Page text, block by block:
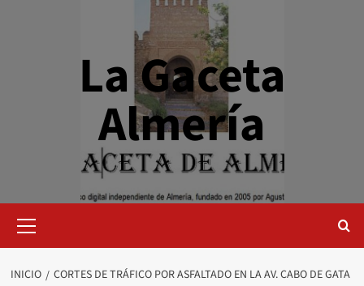
La Gaceta
Almería
primario
INICIO
CORTES DE TRÁFICO POR ASFALTADO EN LA AV. CABO DE GATA